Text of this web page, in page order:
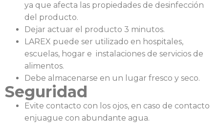
ya que afecta las propiedades de desinfección
del producto.
Dejar actuar el producto 3 minutos.
LAREX puede ser utilizado en hospitales,
escuelas, hogar e instalaciones de servicios de
alimentos.
Debe almacenarse en un lugar fresco y seco.
Seguridad
Evite contacto con los ojos, en caso de contacto
enjuague con abundante agua.